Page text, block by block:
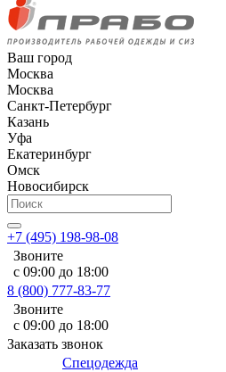
Ваш город
Москва
Москва
Санкт-Петербург
Казань
Уфа
Екатеринбург
Омск
Новосибирск
+7 (495) 198-98-08
Звоните
с 09:00 до 18:00
8 (800) 777-83-77
Звоните
с 09:00 до 18:00
Заказать звонок
Спецодежда